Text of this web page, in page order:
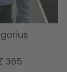
365